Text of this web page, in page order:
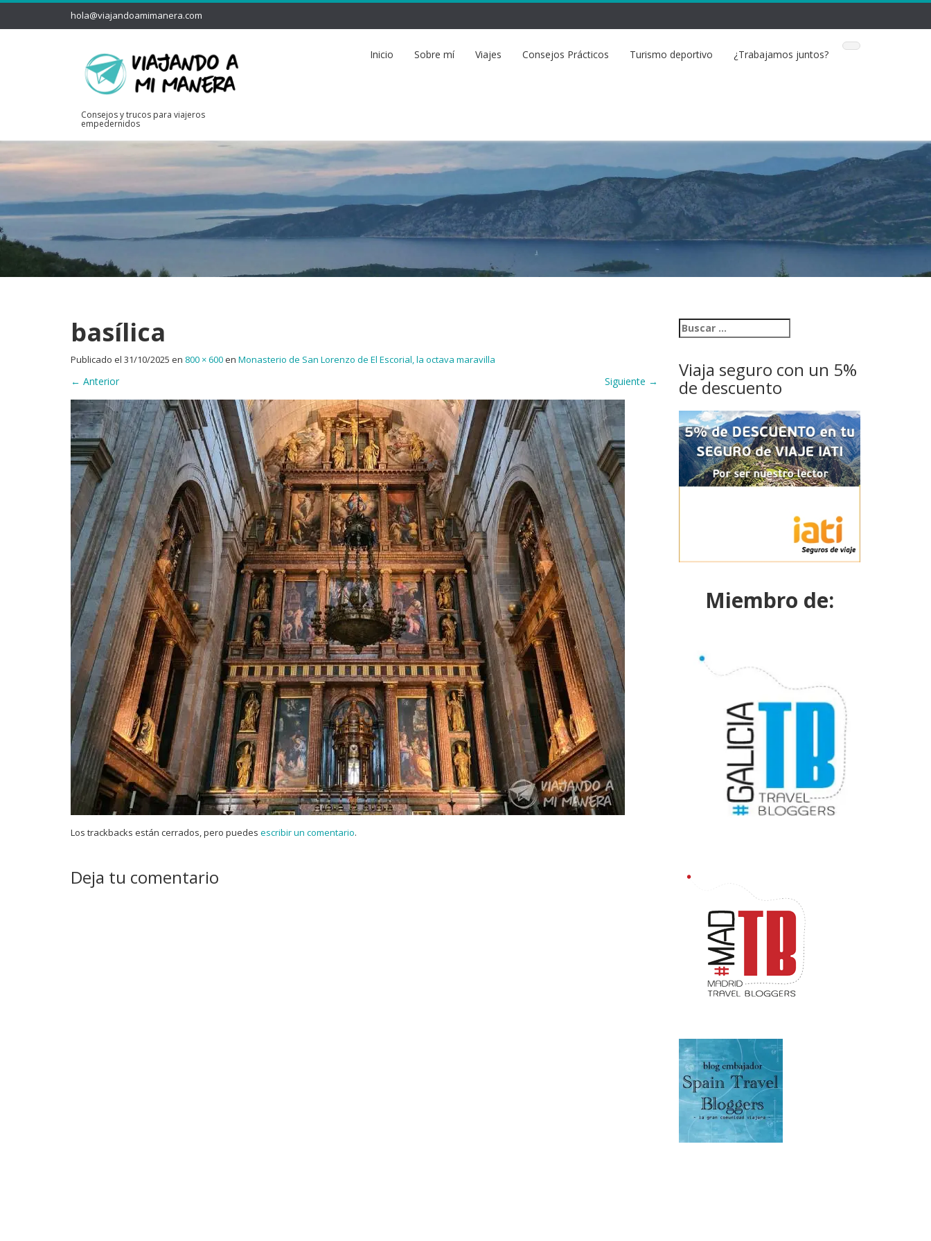
hola@viajandoamimanera.com
Consejos y trucos para viajeros
empedernidos
Inicio Sobre mí Viajes Consejos Prácticos Turismo deportivo ¿Trabajamos juntos?
basílica
Publicado el 31/10/2025 en 800 × 600en Monasterio de San Lorenzo de El Escorial, la octava maravilla
← Anterior Siguiente →
Los trackbacks están cerrados, pero puedes escribir un comentario.
Deja tu comentario
Viaja seguro con un 5%
de descuento
Miembro de: